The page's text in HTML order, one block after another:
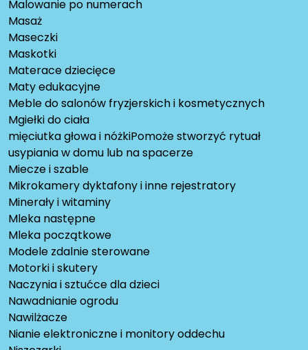
Malowanie po numerach
Masaż
Maseczki
Maskotki
Materace dziecięce
Maty edukacyjne
Meble do salonów fryzjerskich i kosmetycznych
Mgiełki do ciała
mięciutka głowa i nóżkiPomoże stworzyć rytuał
usypiania w domu lub na spacerze
Miecze i szable
Mikrokamery dyktafony i inne rejestratory
Minerały i witaminy
Mleka następne
Mleka początkowe
Modele zdalnie sterowane
Motorki i skutery
Naczynia i sztućce dla dzieci
Nawadnianie ogrodu
Nawilżacze
Nianie elektroniczne i monitory oddechu